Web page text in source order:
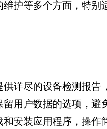
护等多个方面，特别
详尽的设备检测报告
用户数据的选项，避
安装应用程序，操作